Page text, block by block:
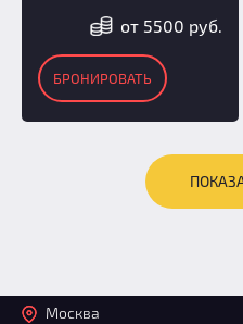
от 5500 руб.
БРОНИРОВАТЬ
Москва